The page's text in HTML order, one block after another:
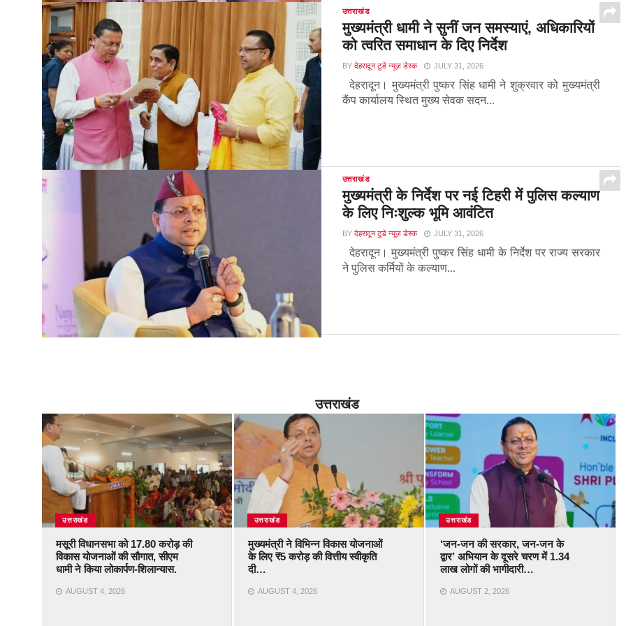
उत्तराखंड
मुख्यमंत्री धामी ने सुनीं जन समस्याएं, अधिकारियों
को त्वरित समाधान के दिए निर्देश
BY देहरादून टुडे न्यूज़ डेस्क JULY 31, 2026
देहरादून। मुख्यमंत्री पुष्कर सिंह धामी ने शुक्रवार को मुख्यमंत्री
कैंप कार्यालय स्थित मुख्य सेवक सदन...
उत्तराखंड
मुख्यमंत्री के निर्देश पर नई टिहरी में पुलिस कल्याण
के लिए निःशुल्क भूमि आवंटित
BY देहरादून टुडे न्यूज़ डेस्क JULY 31, 2026
देहरादून। मुख्यमंत्री पुष्कर सिंह धामी के निर्देश पर राज्य सरकार
ने पुलिस कर्मियों के कल्याण...
उत्तराखंड
उत्तराखंड
मसूरी विधानसभा को 17.80 करोड़ की
विकास योजनाओं की सौगात, सीएम
धामी ने किया लोकार्पण-शिलान्यास.
AUGUST 4, 2026
उत्तराखंड
मुख्यमंत्री ने विभिन्न विकास योजनाओं
के लिए ₹5 करोड़ की वित्तीय स्वीकृति
दी…
AUGUST 4, 2026
उत्तराखंड
‘जन-जन की सरकार, जन-जन के
द्वार’ अभियान के दूसरे चरण में 1.34
लाख लोगों की भागीदारी…
AUGUST 2, 2026